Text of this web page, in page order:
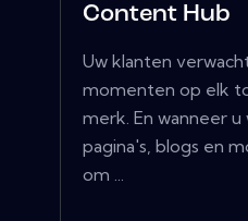
Content Hub
Uw klanten
momenten op elk
merk. En wanneer u
pagina's, blogs en
om ...